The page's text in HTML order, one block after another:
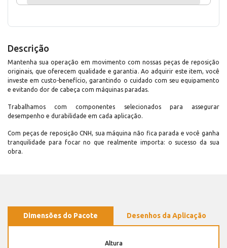
Descrição
Mantenha sua operação em movimento com nossas peças de reposição
originais, que oferecem qualidade e garantia. Ao adquirir este item, você
investe em custo-benefício, garantindo o cuidado com seu equipamento
e evitando dor de cabeça com máquinas paradas.
Trabalhamos com componentes selecionados para assegurar
desempenho e durabilidade em cada aplicação.
Com peças de reposição CNH, sua máquina não fica parada e você ganha
tranquilidade para focar no que realmente importa: o sucesso da sua
obra.
Dimensões do Pacote Desenhos da Aplicação
Altura